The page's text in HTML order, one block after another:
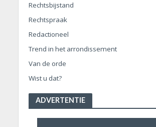
Rechtsbijstand
Rechtspraak
Redactioneel
Trend in het arrondissement
Van de orde
Wist u dat?
ADVERTENTIE